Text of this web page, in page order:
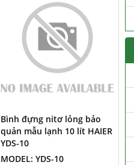
Bình đựng nitơ lỏng bảo
quản mẫu lạnh 10 lít HAIER
YDS-10
MODEL: YDS-10